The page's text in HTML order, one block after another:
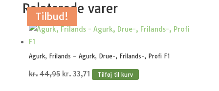
Relaterede varer
Tilbud!
Agurk, Frilands – Agurk, Drue-, Frilands-, Profi F1
kr.44,95 Den
kr. 33,71DenTilføj til kurv
Tilbud!
Tilbud!
Tilbud!
Tilbud!